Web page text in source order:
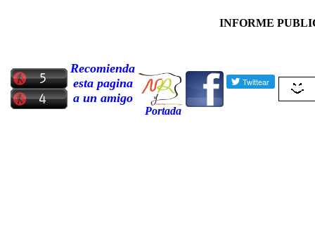
INFORME
Recomienda
esta pagina
a un amigo
Portada